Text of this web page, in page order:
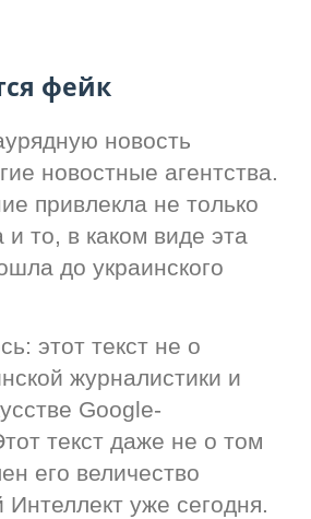
фейк
новость
новостные агентства.
привлекла не только
и то, в каком виде эта
до украинского
этот текст не о
журналистики и
Google-
текст даже не о том
его величество
Интеллект уже сегодня.